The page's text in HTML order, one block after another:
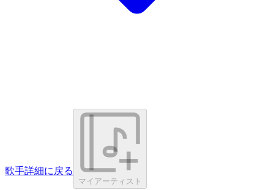
歌手詳細に戻る
マイアーティスト